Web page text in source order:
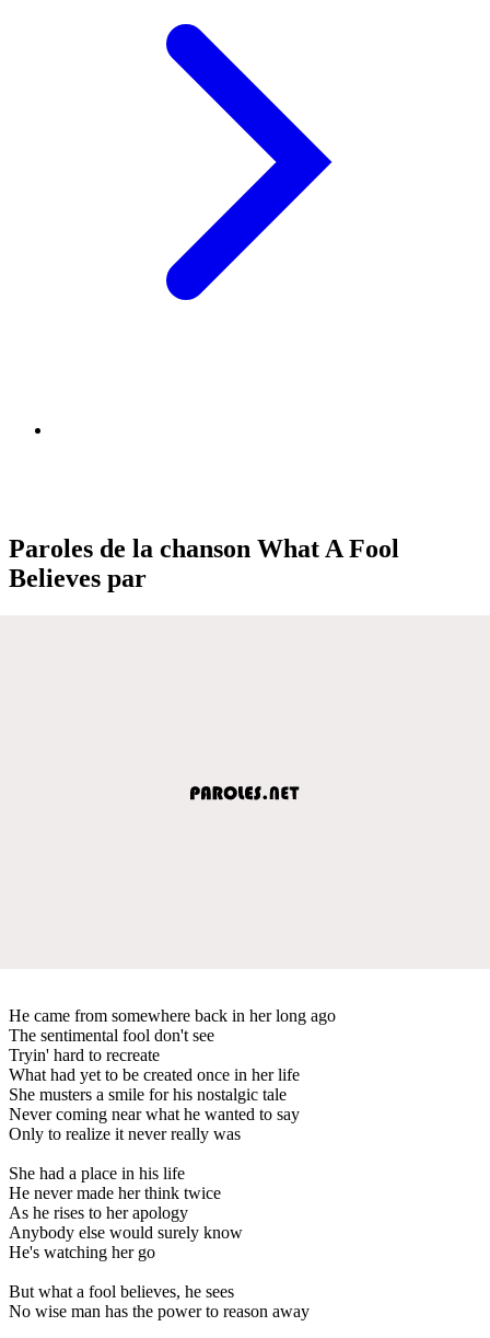
Paroles de la chanson What A Fool
Believes par
He came from somewhere back in her long ago
The sentimental fool don't see
Tryin' hard to recreate
What had yet to be created once in her life
She musters a smile for his nostalgic tale
Never coming near what he wanted to say
Only to realize it never really was
She had a place in his life
He never made her think twice
As he rises to her apology
Anybody else would surely know
He's watching her go
But what a fool believes, he sees
No wise man has the power to reason away